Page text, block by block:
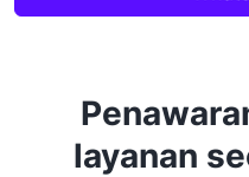
layanan